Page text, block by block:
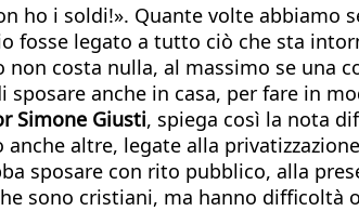
ho i soldi!». Quante volte
fosse legato a tutto ciò che sta
costa nulla, al massimo se una
anche in casa, per fare in
Simone Giusti, spiega così la nota
anche altre, legate alla
sposare con rito pubblico, alla
sono cristiani, ma hanno difficoltà